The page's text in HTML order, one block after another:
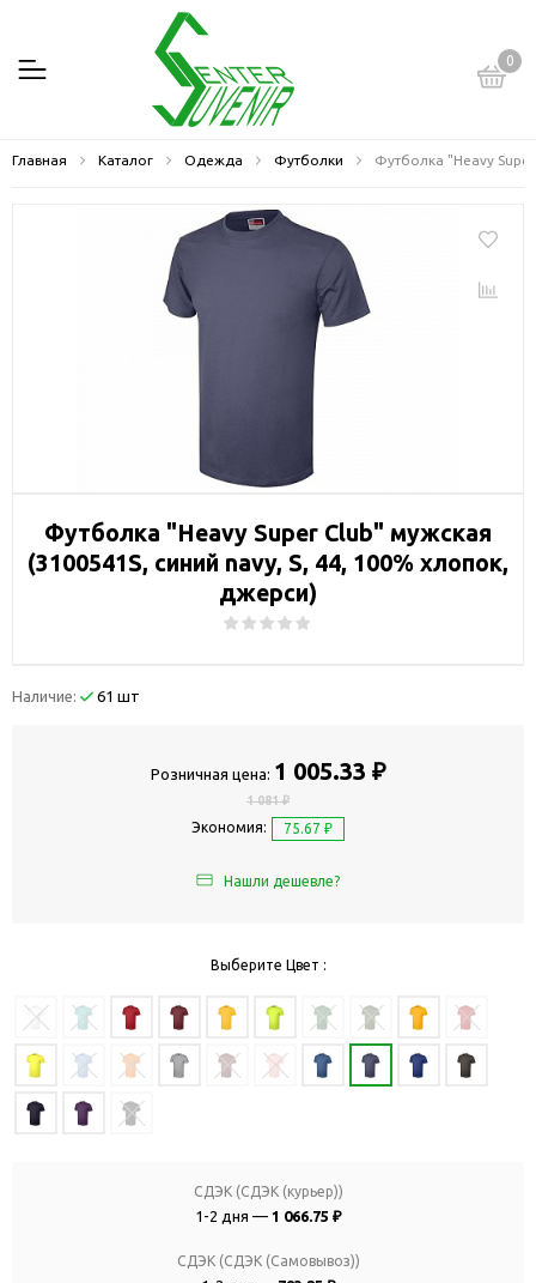
0
Главная Каталог Одежда Футболки Футболка "Heavy
Футболка "Heavy Super Club" мужская
(3100541S, синий navy, S, 44, 100% хлопок,
джерси)
Наличие: 61 шт
Розничная цена: 1 005.33 ₽
1 081 ₽
Экономия: 75.67 ₽
Нашли дешевле?
Выберите Цвет :
СДЭК (СДЭК (курьер))
1-2 дня — 1 066.75 ₽
СДЭК (СДЭК (Самовывоз))